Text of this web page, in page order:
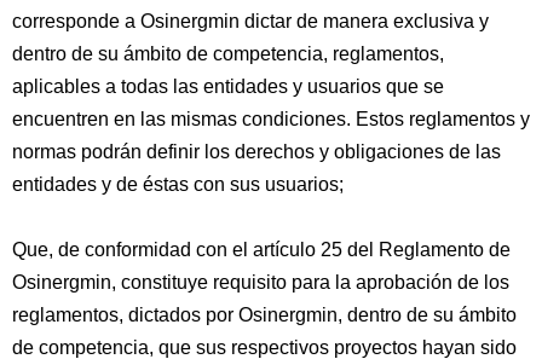
corresponde a Osinergmin dictar de manera exclusiva y
dentro de su ámbito de competencia, reglamentos,
aplicables a todas las entidades y usuarios que se
encuentren en las mismas condiciones. Estos reglamentos y
normas podrán definir los derechos y obligaciones de las
entidades y de éstas con sus usuarios;
Que, de conformidad con el artículo 25 del Reglamento de
Osinergmin, constituye requisito para la aprobación de los
reglamentos, dictados por Osinergmin, dentro de su ámbito
de competencia, que sus respectivos proyectos hayan sido